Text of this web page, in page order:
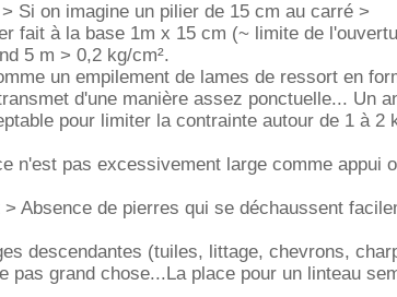
Si on imagine un pilier de 15 cm au carré >
fait à la base 1m x 15 cm (~ limite de
5 m > 0,2 kg/cm².
un empilement de lames de ressort en
d'une manière assez ponctuelle... Un
pour limiter la contrainte autour de 1 à 2
n'est pas excessivement large comme appui
Absence de pierres qui se déchaussent
descendantes (tuiles, littage, chevrons,
pas grand chose...La place pour un linteau